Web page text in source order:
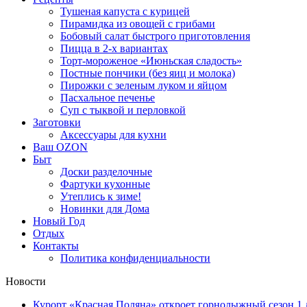
Тушеная капуста с курицей
Пирамидка из овощей с грибами
Бобовый салат быстрого приготовления
Пицца в 2-х вариантах
Торт-мороженое «Июньская сладость»
Постные пончики (без яиц и молока)
Пирожки с зеленым луком и яйцом
Пасхальное печенье
Суп с тыквой и перловкой
Заготовки
Аксессуары для кухни
Ваш OZON
Быт
Доски разделочные
Фартуки кухонные
Утеплись к зиме!
Новинки для Дома
Новый Год
Отдых
Контакты
Политика конфиденциальности
Новости
Курорт «Красная Поляна» откроет горнолыжный сезон 1